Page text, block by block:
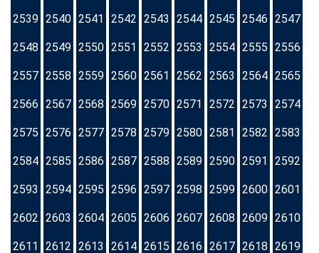
2539 2540 2541 2542 2543 2544 2545 2546 2547
2548 2549 2550 2551 2552 2553 2554 2555 2556
2557 2558 2559 2560 2561 2562 2563 2564 2565
2566 2567 2568 2569 2570 2571 2572 2573 2574
2575 2576 2577 2578 2579 2580 2581 2582 2583
2584 2585 2586 2587 2588 2589 2590 2591 2592
2593 2594 2595 2596 2597 2598 2599 2600 2601
2602 2603 2604 2605 2606 2607 2608 2609 2610
2611 2612 2613 2614 2615 2616 2617 2618 2619